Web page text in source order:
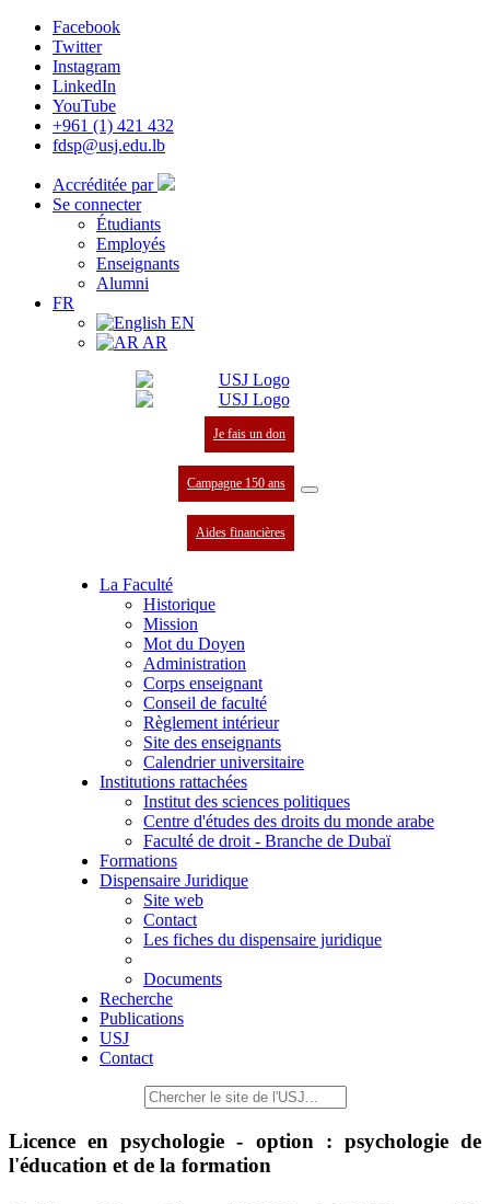
Facebook
Twitter
Instagram
LinkedIn
YouTube
+961 (1) 421 432
fdsp@usj.edu.lb
Accréditée par
Se connecter
Étudiants
Employés
Enseignants
Alumni
FR
EN
AR
Je fais un don
Campagne 150 ans
Aides financières
La Faculté
Historique
Mission
Mot du Doyen
Administration
Corps enseignant
Conseil de faculté
Règlement intérieur
Site des enseignants
Calendrier universitaire
Institutions rattachées
Institut des sciences politiques
Centre d'études des droits du monde arabe
Faculté de droit - Branche de Dubaï
Formations
Dispensaire Juridique
Site web
Contact
Les fiches du dispensaire juridique
Documents
Recherche
Publications
USJ
Contact
Licence en psychologie - option : psychologie de
l'éducation et de la formation